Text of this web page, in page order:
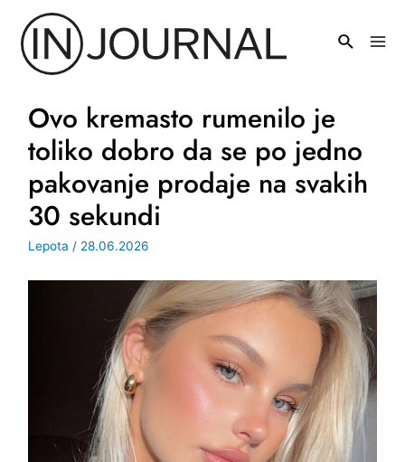
sadržaj
Ovo kremasto rumenilo je
toliko dobro da se po jedno
pakovanje prodaje na svakih
30 sekundi
Lepota / 28.06.2026